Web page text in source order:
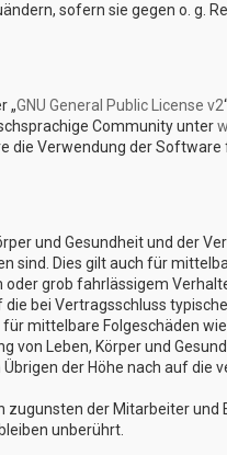
sofern sie gegen o. g.
„GNU General Public License v2
Community unter
die Verwendung der
und Gesundheit und der
Dies gilt auch für
grob fahrlässigem
bei Vertragsschluss
mittelbare Folgeschäden
von Leben, Körper und
der Höhe nach auf
der Mitarbeiter und
unberührt.